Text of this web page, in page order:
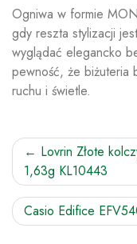
Ogniwa w formie
gdy reszta stylizacji
wyglądać elegancko
pewność, że biżuteria
ruchu i świetle.
Nawigacja
wpisu
Lovrin Złote
1,63g KL10443
Casio Edifice